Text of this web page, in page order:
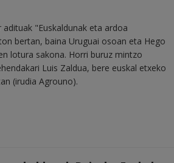
"Euskaldunak eta ardoa
bertan, baina Uruguai osoan eta Hego
lotura sakona. Horri buruz mintzo
Luis Zaldua, bere euskal etxeko
(irudia Agrouno).